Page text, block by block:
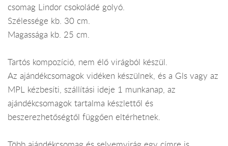
csomag Lindor csokoládé golyó.
Szélessége kb. 30 cm.
Magassága kb. 25 cm.
Tartós kompozíció, nem élő virágból készül.
Az ajándékcsomagok vidéken készülnek, és a Gls vagy az
MPL kézbesíti, szállítási ideje 1 munkanap, az
ajándékcsomagok tartalma készlettől és
beszerezhetőségtől függően eltérhetnek.